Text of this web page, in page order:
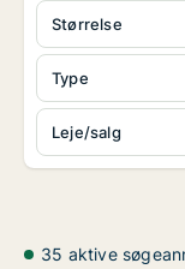
Type
Leje/salg
Størrelse
35 aktive